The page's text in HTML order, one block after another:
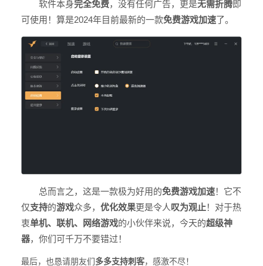
软件本身完全免费，没有任何广告，更是无需折腾即
可使用！算是2024年目前最新的一款免费游戏加速了。
总而言之，这是一款极为好用的免费游戏加速！它不
仅支持的游戏众多， 优化效果更是令人叹为观止！对于热
衷单机、联机、网络游戏的小伙伴来说，今天的超级神
器，你们可千万不要错过！
最后，也恳请朋友们多多支持刺客，感激不尽！